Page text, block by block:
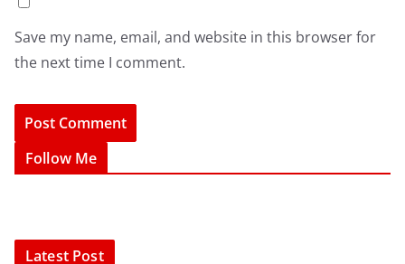
Save my name, email, and website in this browser for
the next time I comment.
Follow Me
Latest Post